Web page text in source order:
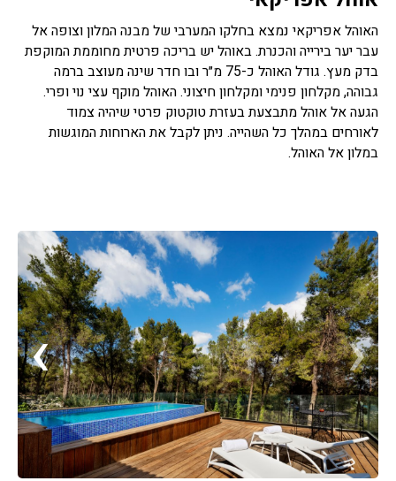
האוהל אפריקאי נמצא בחלקו המערבי של מבנה המלון וצופה אל
עבר יער בירייה והכנרת. באוהל יש בריכה פרטית מחוממת המוקפת
בדק מעץ. גודל האוהל כ-75 מ״ר ובו חדר שינה מעוצב ברמה
גבוהה, מקלחון פנימי ומקלחון חיצוני. האוהל מוקף עצי נוי ופרי.
הגעה אל אוהל מתבצעת בעזרת טוקטוק פרטי שיהיה צמוד
לאורחים במהלך כל השהייה. ניתן לקבל את הארוחות המוגשות
במלון אל האוהל.
‹
›